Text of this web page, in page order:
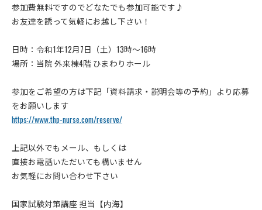
参加費無料ですのでどなたでも参加可能です♪
お友達を誘って気軽にお越し下さい！
日時：令和1年12月7日（土）13時～16時
場所：当院 外来棟4階 ひまわりホール
参加をご希望の方は下記「資料請求・説明会等の予約」より応募
をお願いします
https://www.thp-nurse.com/reserve/
上記以外でもメール、もしくは
直接お電話いただいても構いません
お気軽にお問い合わせ下さい
国家試験対策講座 担当【内海】